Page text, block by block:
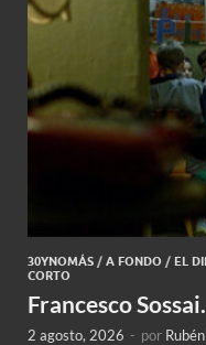
30YNOMÁS / A FONDO / EL
CORTO
Francesco
2 agosto, 2026 - por